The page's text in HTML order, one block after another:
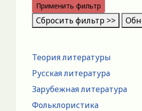
Теория литературы
Русская литература
Зарубежная литература
Фольклористика
Применить фильтр
Сбросить фильтр >>